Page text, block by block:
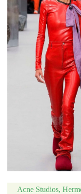
Acne Studios,